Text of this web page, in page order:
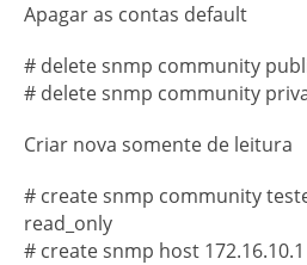
Apagar as contas default
# delete snmp community
# delete snmp community
Criar nova somente de leitura
# create snmp community
read_only
# create snmp host